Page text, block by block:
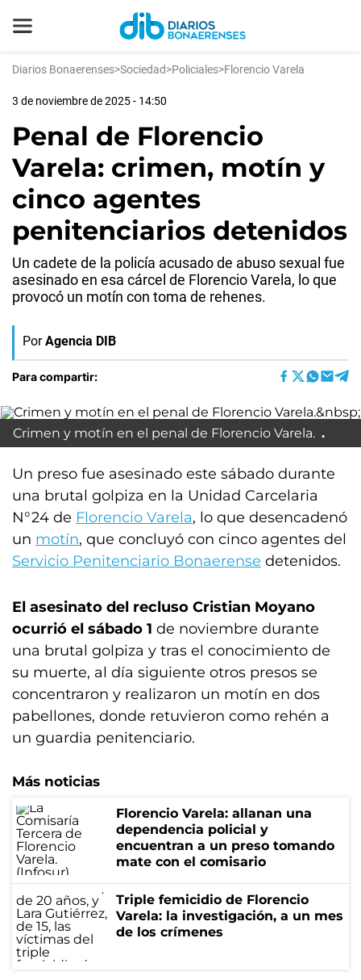
Diarios Bonaerenses>Sociedad>Policiales>Florencio Varela
3 de noviembre de 2025 - 14:50
Penal de Florencio
Varela: crimen, motín y
cinco agentes
penitenciarios detenidos
Un cadete de la policía acusado de abuso sexual fue
asesinado en esa cárcel de Florencio Varela, lo que
provocó un motín con toma de rehenes.
Por Agencia DIB
Para compartir:
Crimen y motín en el penal de Florencio Varela.
Un preso fue asesinado este sábado durante
una brutal golpiza en la Unidad Carcelaria
N°24 de Florencio Varela, lo que desencadenó
un motín, que concluyó con cinco agentes del
Servicio Penitenciario Bonaerense detenidos.
El asesinato del recluso Cristian Moyano
ocurrió el sábado 1 de noviembre durante
una brutal golpiza y tras el conocimiento de
su muerte, al día siguiente otros presos se
concentraron y realizaron un motín en dos
pabellones, donde retuvieron como rehén a
un guardia penitenciario.
Más noticias
Florencio Varela: allanan una
dependencia policial y
encuentran a un preso tomando
mate con el comisario
Triple femicidio de Florencio
Varela: la investigación, a un mes
de los crímenes